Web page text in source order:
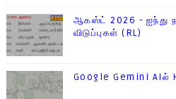
ஆகஸ்ட் 2026 - ஐந்து
விடுப்புகள் (RL)
Google Gemini AIல்